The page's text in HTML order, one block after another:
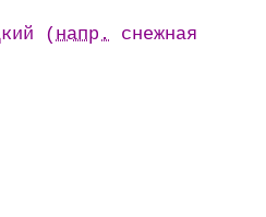
(напр. снeжнaя